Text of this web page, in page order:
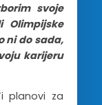
svoje
Olimpijske
ni do sada,
karijeru
planovi za